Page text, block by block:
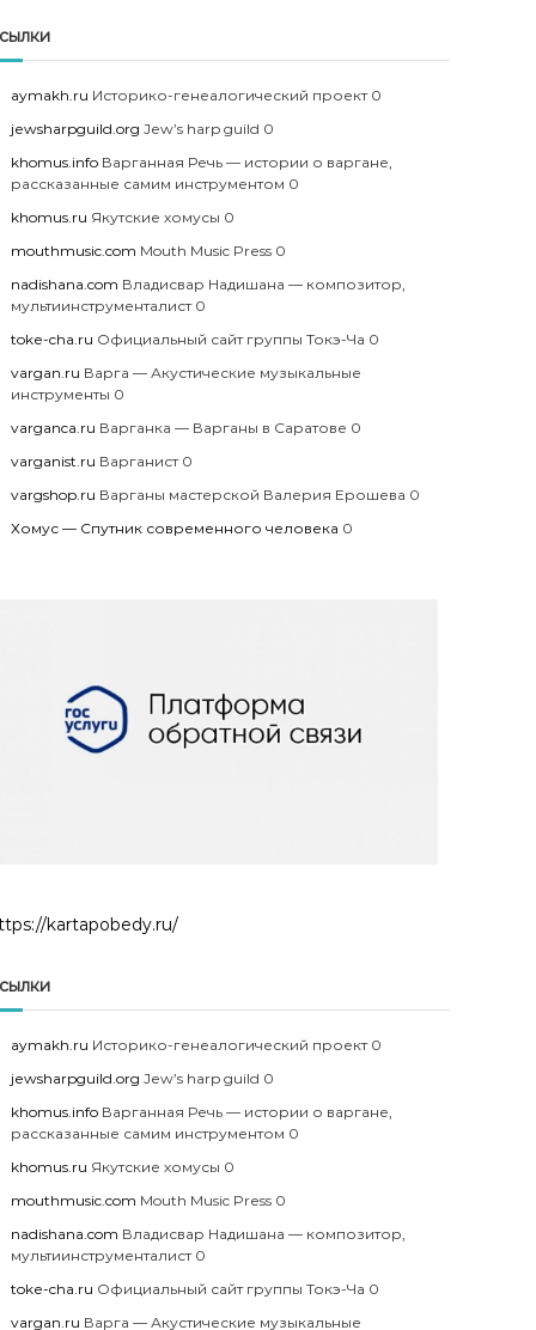
aymakh.ru Историко-генеалогический проект 0
jewsharpguild.org Jew’s harp guild 0
khomus.info Варганная Речь — истории о варгане,
рассказанные самим инструментом 0
khomus.ru Якутские хомусы 0
mouthmusic.com Mouth Music Press 0
nadishana.com Владисвар Надишана — композитор,
мультиинструменталист 0
toke-cha.ru Официальный сайт группы Токэ-Ча 0
vargan.ru Варга — Акустические музыкальные
инструменты 0
varganca.ru Варганка — Варганы в Саратове 0
varganist.ru Варганист 0
vargshop.ru Варганы мастерской Валерия Ерошева 0
Хомус — Спутник современного человека 0
kartapobedy.ru/
aymakh.ru Историко-генеалогический проект 0
jewsharpguild.org Jew’s harp guild 0
khomus.info Варганная Речь — истории о варгане,
рассказанные самим инструментом 0
khomus.ru Якутские хомусы 0
mouthmusic.com Mouth Music Press 0
nadishana.com Владисвар Надишана — композитор,
мультиинструменталист 0
toke-cha.ru Официальный сайт группы Токэ-Ча 0
vargan.ru Варга — Акустические музыкальные